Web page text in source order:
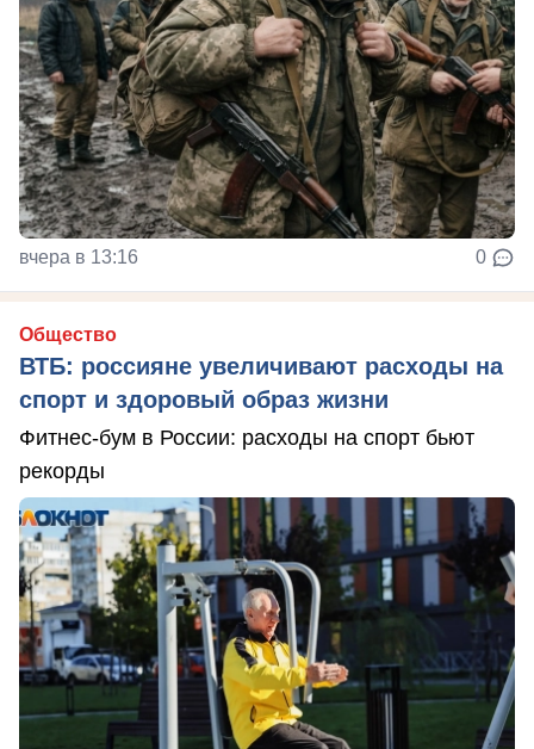
вчера в 13:16 0
Общество
ВТБ: россияне увеличивают расходы на
спорт и здоровый образ жизни
Фитнес-бум в России: расходы на спорт бьют
рекорды